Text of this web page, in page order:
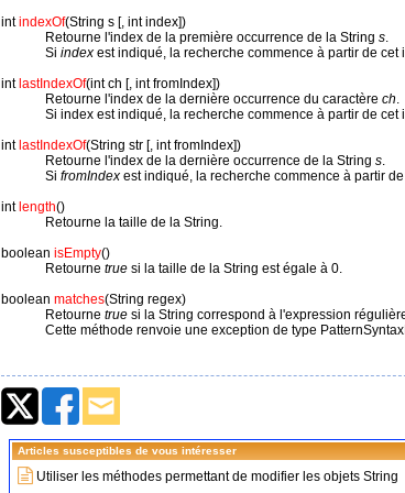
intindexOf(String s [, int index])
Retourne l'index de la première occurrence de la String s.
Si index est indiqué, la recherche commence à partir de cet
int lastIndexOf(int ch [, int fromIndex])
Retourne l'index de la dernière occurrence du caractère ch.
Si index est indiqué, la recherche commence à partir de cet
int lastIndexOf(String str [, int fromIndex])
Retourne l'index de la dernière occurrence de la String s.
Si fromIndex est indiqué, la recherche commence à partir
int length()
Retourne la taille de la String.
boolean isEmpty()
Retourne true si la taille de la String est égale à 0.
boolean matches(String regex)
Retourne true si la String correspond à l'expression
Cette méthode renvoie une exception de type
Articles susceptibles de vous intéresser
Utiliser les méthodes permettant de modifier les objets String